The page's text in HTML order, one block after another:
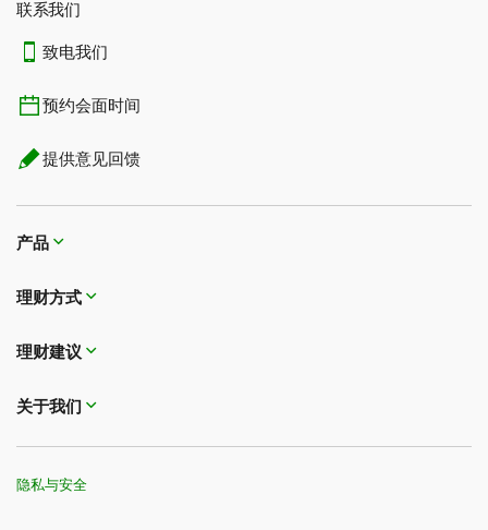
联系我们​​​​​​​
致电我们
预约会面时间
提供意见回馈
产品
理财方式
理财建议
关于我们
隐私与安全